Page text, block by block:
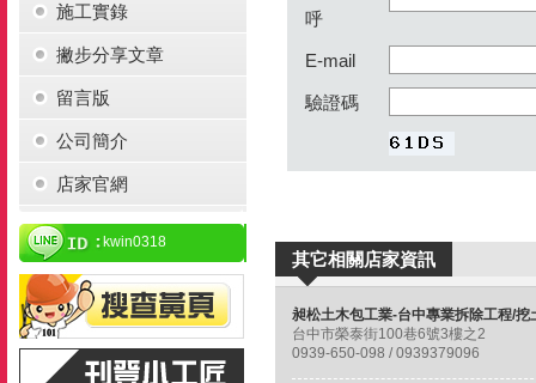
施工實錄
撇步分享文章
留言版
公司簡介
店家官網
kwin0318
呼
E-mail
驗證碼
其它相關店家資訊
台中市榮泰街100巷6號3樓之2
0939-650-098 / 0939379096